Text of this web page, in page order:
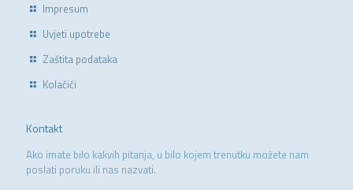
Impresum
Uvjeti upotrebe
Zaštita podataka
Kolačići
Kontakt
Ako imate bilo kakvih pitanja, u bilo kojem trenutku možete nam
poslati poruku ili nas nazvati.